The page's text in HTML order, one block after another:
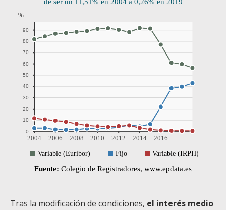
Tras la modificación de condiciones, el interés medio